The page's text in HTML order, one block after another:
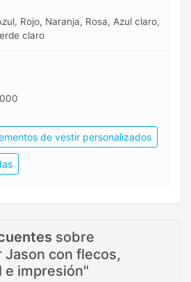
Rojo, Naranja, Rosa, Azul claro,
claro
de vestir personalizados
sobre
Jason con flecos,
e impresión"